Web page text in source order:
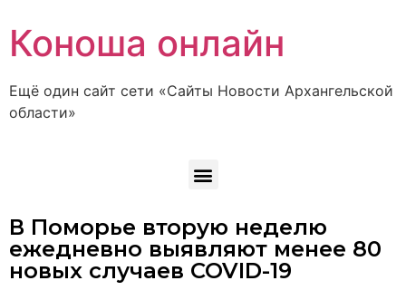
Коноша онлайн
Ещё один сайт сети «Сайты Новости Архангельской
области»
В Поморье вторую неделю
ежедневно выявляют менее 80
новых случаев COVID-19